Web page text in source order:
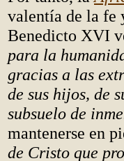
valentía de la fe
Benedicto XVI
para la
gracias a las
de sus hijos, de
subsuelo de
mantenerse en
de Cristo que